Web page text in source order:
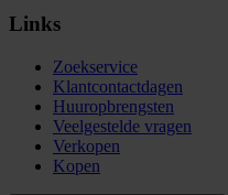
Links
Zoekservice
Klantcontactdagen
Huuropbrengsten
Veelgestelde vragen
Verkopen
Kopen